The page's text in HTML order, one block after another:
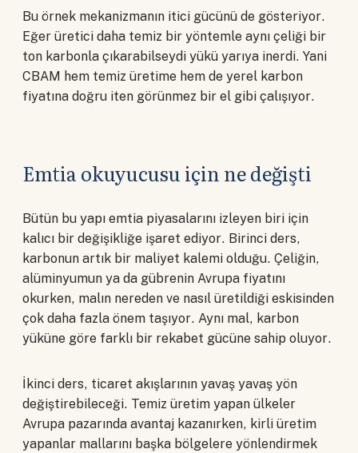
Bu örnek mekanizmanın itici gücünü de gösteriyor.
Eğer üretici daha temiz bir yöntemle aynı çeliği bir
ton karbonla çıkarabilseydi yükü yarıya inerdi. Yani
CBAM hem temiz üretime hem de yerel karbon
fiyatına doğru iten görünmez bir el gibi çalışıyor.
Emtia okuyucusu için ne değişti
Bütün bu yapı emtia piyasalarını izleyen biri için
kalıcı bir değişikliğe işaret ediyor. Birinci ders,
karbonun artık bir maliyet kalemi olduğu. Çeliğin,
alüminyumun ya da gübrenin Avrupa fiyatını
okurken, malın nereden ve nasıl üretildiği eskisinden
çok daha fazla önem taşıyor. Aynı mal, karbon
yüküne göre farklı bir rekabet gücüne sahip oluyor.
İkinci ders, ticaret akışlarının yavaş yavaş yön
değiştirebileceği. Temiz üretim yapan ülkeler
Avrupa pazarında avantaj kazanırken, kirli üretim
yapanlar mallarını başka bölgelere yönlendirmek